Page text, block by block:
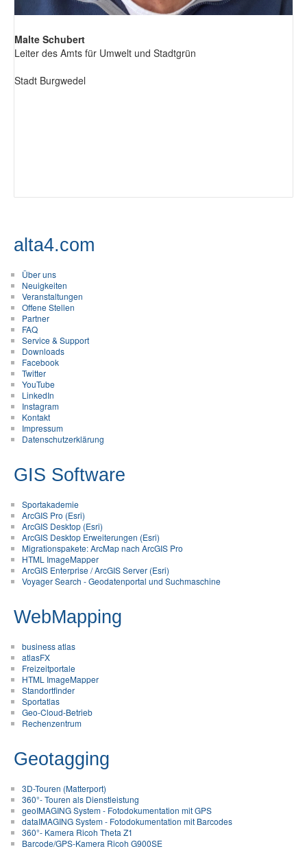
Malte Schubert
Leiter des Amts für Umwelt und Stadtgrün
Stadt Burgwedel
alta4.com
Über uns
Neuigkeiten
Veranstaltungen
Offene Stellen
Partner
FAQ
Service & Support
Downloads
Facebook
Twitter
YouTube
LinkedIn
Instagram
Kontakt
Impressum
Datenschutzerklärung
GIS Software
Sportakademie
ArcGIS Pro (Esri)
ArcGIS Desktop (Esri)
ArcGIS Desktop Erweiterungen (Esri)
Migrationspakete: ArcMap nach ArcGIS Pro
HTML ImageMapper
ArcGIS Enterprise / ArcGIS Server (Esri)
Voyager Search - Geodatenportal und Suchmaschine
WebMapping
business atlas
atlasFX
Freizeitportale
HTML ImageMapper
Standortfinder
Sportatlas
Geo-Cloud-Betrieb
Rechenzentrum
Geotagging
3D-Touren (Matterport)
360°- Touren als Dienstleistung
geoIMAGING System - Fotodokumentation mit GPS
dataIMAGING System - Fotodokumentation mit Barcodes
360°- Kamera Ricoh Theta Z1
Barcode/GPS-Kamera Ricoh G900SE